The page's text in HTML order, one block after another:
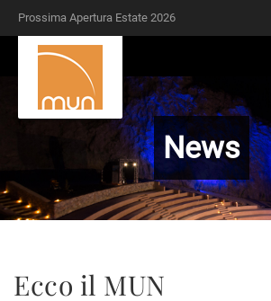
Prossima Apertura Estate 2026
News
Ecco il MUN